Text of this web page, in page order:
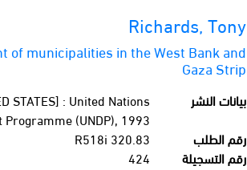
Richards, Tony
of municipalities in the West Bank and
Gaza Strip
بيانات النشر
STATES] : United Nations
(UNDP), 1993.
رقم الطلب
320.83 R518i
رقم التسجيلة
424